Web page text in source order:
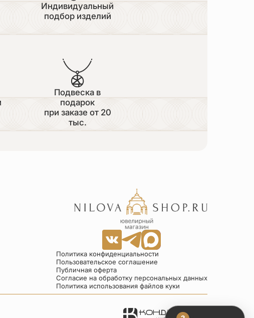
Индивидуальный
подбор изделий
Подвеска в
подарок
при заказе от 20
тыс.
Политика конфиденциальности
Пользовательское соглашение
Публичная оферта
Согласие на обработку персональных данных
Политика использования файлов куки